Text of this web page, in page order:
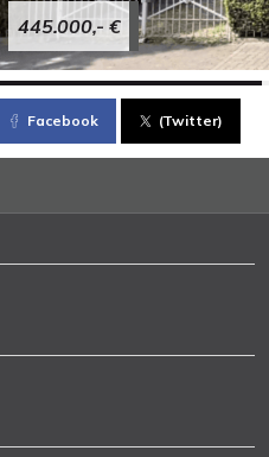
445.000,- €
Facebook (Twitter)